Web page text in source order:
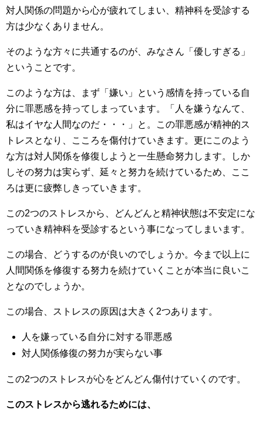
対人関係の問題から心が疲れてしまい、精神科を受診する
方は少なくありません。
そのような方々に共通するのが、みなさん「優しすぎる」
ということです。
このような方は、まず「嫌い」という感情を持っている自
分に罪悪感を持ってしまっています。「人を嫌うなんて、
私はイヤな人間なのだ・・・」と。この罪悪感が精神的ス
トレスとなり、こころを傷付けていきます。更にこのよう
な方は対人関係を修復しようと一生懸命努力します。しか
しその努力は実らず、延々と努力を続けているため、ここ
ろは更に疲弊しきっていきます。
この2つのストレスから、どんどんと精神状態は不安定にな
っていき精神科を受診するという事になってしまいます。
この場合、どうするのが良いのでしょうか。今まで以上に
人間関係を修復する努力を続けていくことが本当に良いこ
となのでしょうか。
この場合、ストレスの原因は大きく2つあります。
人を嫌っている自分に対する罪悪感
対人関係修復の努力が実らない事
この2つのストレスが心をどんどん傷付けていくのです。
このストレスから逃れるためには、